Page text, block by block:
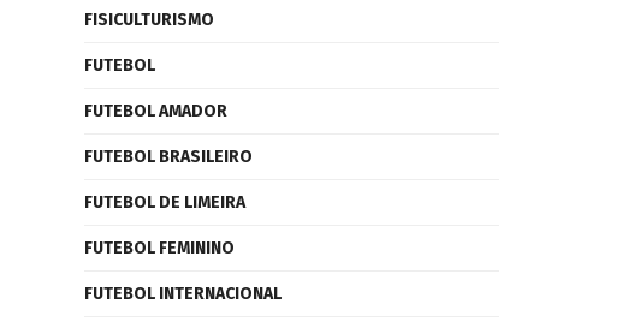
FISICULTURISMO
FUTEBOL
FUTEBOL AMADOR
FUTEBOL BRASILEIRO
FUTEBOL DE LIMEIRA
FUTEBOL FEMININO
FUTEBOL INTERNACIONAL